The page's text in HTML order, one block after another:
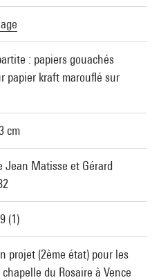
: papiers gouachés
papier kraft marouflé sur
cm
Jean Matisse et Gérard
(1)
projet (2ème état) pour les
du Rosaire à Vence